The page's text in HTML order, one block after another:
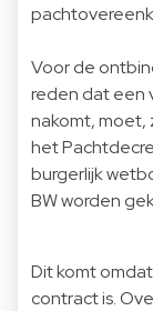
Voor de
reden dat een
nakomt, moet,
het
burgerlijk
BW worden
Dit komt
contract is.